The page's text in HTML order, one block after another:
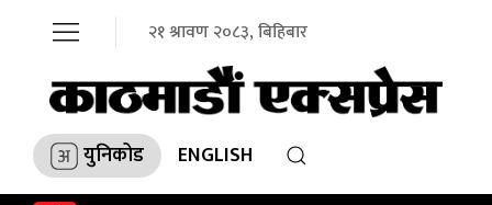
२१ श्रावण २०८३, बिहिबार
युनिकोड ENGLISH